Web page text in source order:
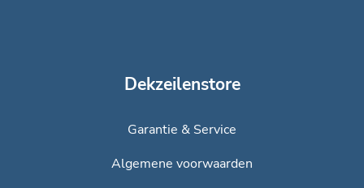
Dekzeilenstore
Garantie & Service
Algemene voorwaarden